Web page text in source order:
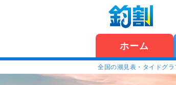
ホーム
全国の潮見表・タイドグ